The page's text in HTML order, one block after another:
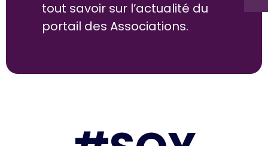
tout savoir sur l’actualité du
portail des Associations.